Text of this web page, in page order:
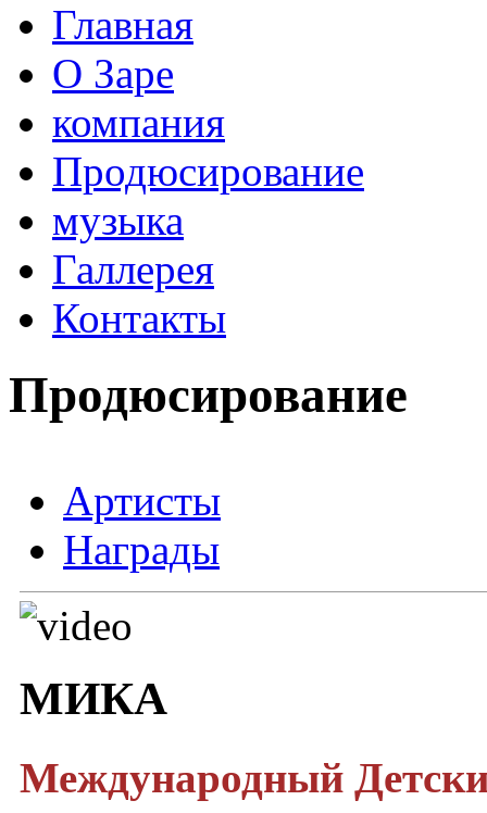
Главная
О Заре
компания
Продюсирование
музыка
Галлерея
Контакты
Продюсирование
Артисты
Награды
МИКА
Международный